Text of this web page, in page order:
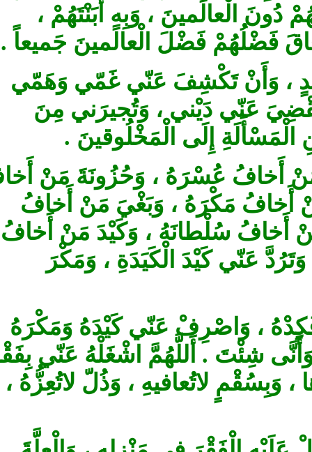
الْعالَمينَ ، وَبِهِ أَبَنْتَهُمْ ،
فَضْلَ الْعالَمينَ‏ جَميعاً .
وَأَنْ‏ تَكْشِفَ عَنّي غَمّي وَهَمّي
عَنّي دَيْني ، وَتُجيرَني مِنَ
إِلَى الْمَخْلُوقينَ .
عُسْرَهُ ، وَحُزُونَةَ مَنْ أَخافُ
مَكْرَهُ ، وَبَغْيَ مَنْ أَخافُ
سُلْطانَهُ ، وَكَيْدَ مَنْ أَخافُ‏
عَنّي كَيْدَ الْكَيَدَةِ ، وَمَكْرَ
، وَاصْرِفْ عَنّي كَيْدَهُ وَمَكْرَهُ
شِئْتَ . أَللَّهُمَّ اشْغَلْهُ عَنّي بِفَقْرٍ
وَبِسُقْمٍ لاتُعافيهِ ، وَذُلّ‏ لاتُعِزُّهُ ،